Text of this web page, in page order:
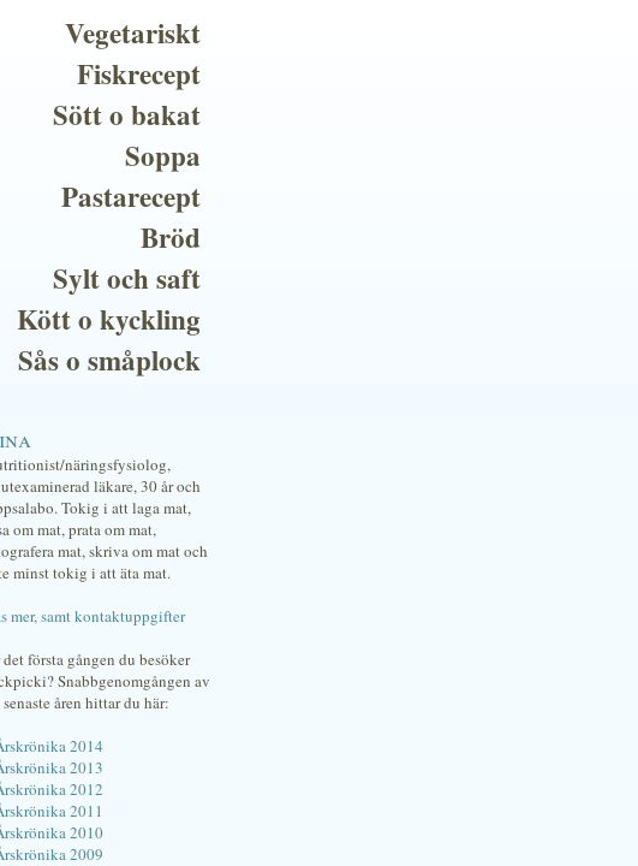
Vegetariskt
Fiskrecept
Sött o bakat
Soppa
Pastarecept
Bröd
Sylt och saft
Kött o kyckling
Sås o småplock
näringsfysiolog,
läkare, 30 år och
Tokig i att laga mat,
om mat, prata om mat,
mat, skriva om mat och
minst tokig i att äta mat.
mer, samt kontaktuppgifter
första gången du besöker
Snabbgenomgången av
senaste åren hittar du här:
2014
2013
2012
2011
2010
2009